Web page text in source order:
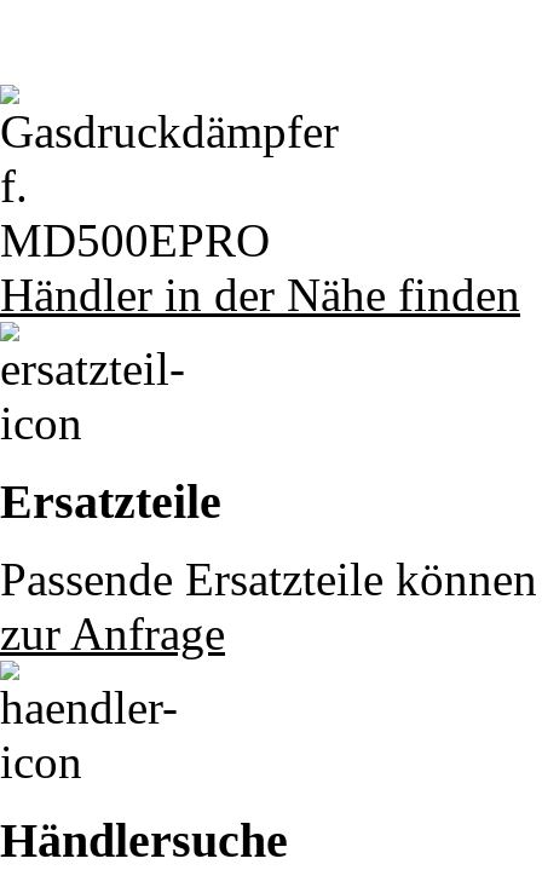
Händler in der Nähe finden
Ersatzteile
Passende Ersatzteile
zur Anfrage
Händlersuche